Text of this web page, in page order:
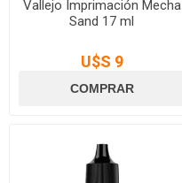
Vallejo Imprimación Mecha
Sand 17 ml
U$S 9